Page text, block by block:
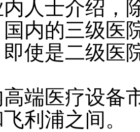
人士介绍，
内的三级医
使是二级医
高端医疗设备
利浦之间。